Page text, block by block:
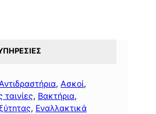
, Ασκοί
, Βακτήρια
, Εναλλακτικά